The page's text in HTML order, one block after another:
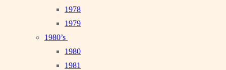
1978
1979
1980’s
1980
1981